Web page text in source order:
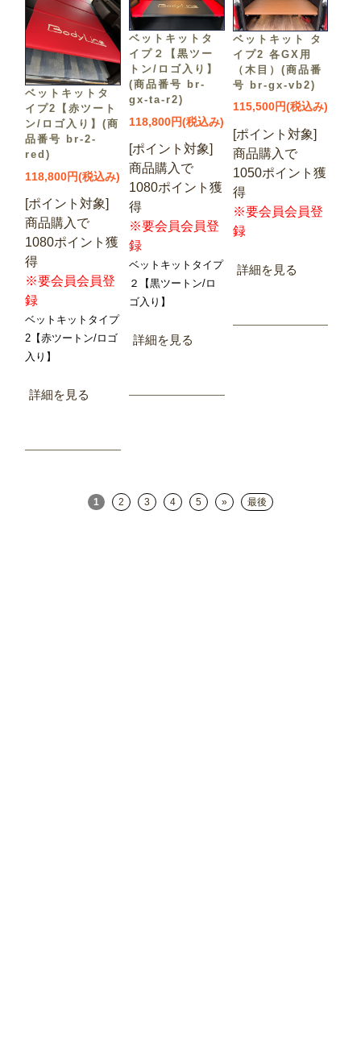
ベットキットタ
イプ2【赤ツート
ン/ロゴ入り】(商
品番号 br-2-
red)
118,800円(税込み)
[ポイント対象]
商品購入で
1080ポイント獲
得
※要会員会員登
録
ベットキットタイプ
2【赤ツートン/ロゴ
入り】
詳細を見る
ベットキットタ
イプ２【黒ツー
トン/ロゴ入り】
(商品番号 br-
gx-ta-r2)
118,800円(税込み)
[ポイント対象]
商品購入で
1080ポイント獲
得
※要会員会員登
録
ベットキットタイプ
２【黒ツートン/ロ
ゴ入り】
詳細を見る
ベットキット タ
イプ2 各GX用
（木目）(商品番
号 br-gx-vb2)
115,500円(税込み)
[ポイント対象]
商品購入で
1050ポイント獲
得
※要会員会員登
録
詳細を見る
1 2 3 4 5 » 最後